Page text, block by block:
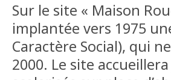
Sur le site « Maison
implantée vers 1975
Caractère Social), qui
2000. Le site